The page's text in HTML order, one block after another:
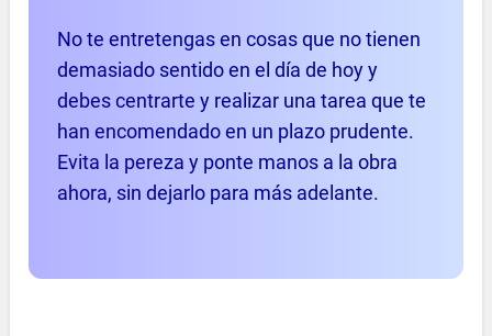
No te entretengas en cosas que no tienen
demasiado sentido en el día de hoy y
debes centrarte y realizar una tarea que te
han encomendado en un plazo prudente.
Evita la pereza y ponte manos a la obra
ahora, sin dejarlo para más adelante.